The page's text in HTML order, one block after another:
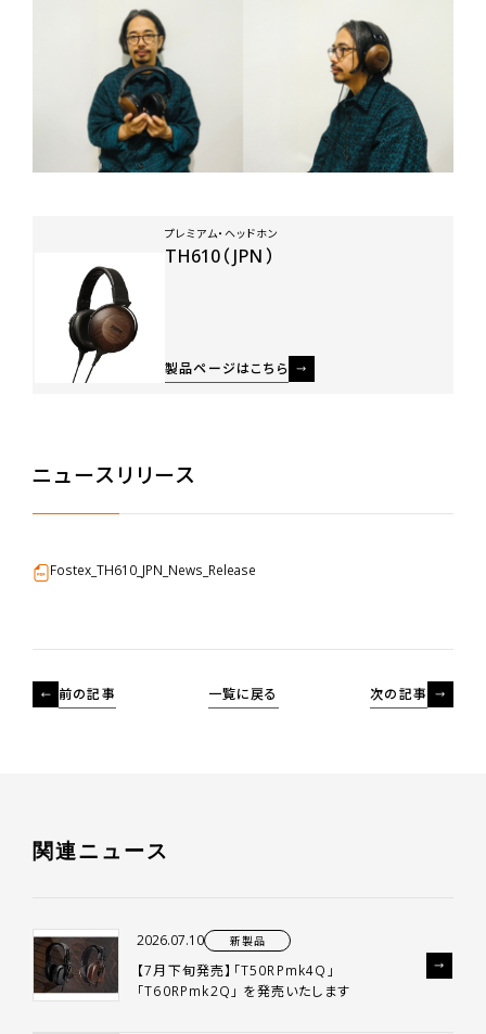
プレミアム・ヘッドホン
TH610（ JPN ）
製品ページはこちら
ニュースリリース
Fostex_TH610_JPN_News_Release
前の記事 一覧に戻る 次の記事
関連ニュース
2026.07.10 新製品
【7月下旬発売】「T50RPmk4Q」
「T60RPmk2Q」 を発売いたします